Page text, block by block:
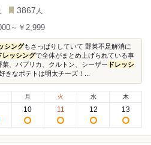
3867 人
～￥2,999
シングもさっぱりしていて 野菜不足解消に
レッシングで全体がまとめ上げられている事
、パプリカ、クルトン、シーザー ドレッシ
なポテトは明太チーズ！...
月
10
火
11
水
12
木
13